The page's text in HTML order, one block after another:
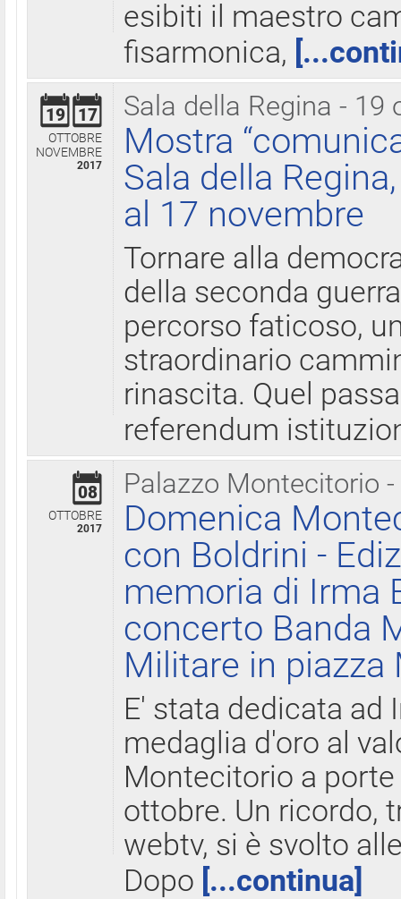
esibiti il maestro
fisarmonica,
Sala della Regina - 19
19 17
OTTOBRE
NOVEMBRE
2017
Mostra
Sala della
al 17 novembre
Tornare alla
della seconda
percorso faticoso,
straordinario
rinascita. Quel
referendum
Palazzo Montecitorio
08
OTTOBRE
2017
Domenica
con Boldrini -
memoria di Irma
concerto Banda
Militare in
E' stata dedicata ad
medaglia d'oro al
Montecitorio a
ottobre. Un ricordo,
webtv, si è svolto
Dopo [...continua]